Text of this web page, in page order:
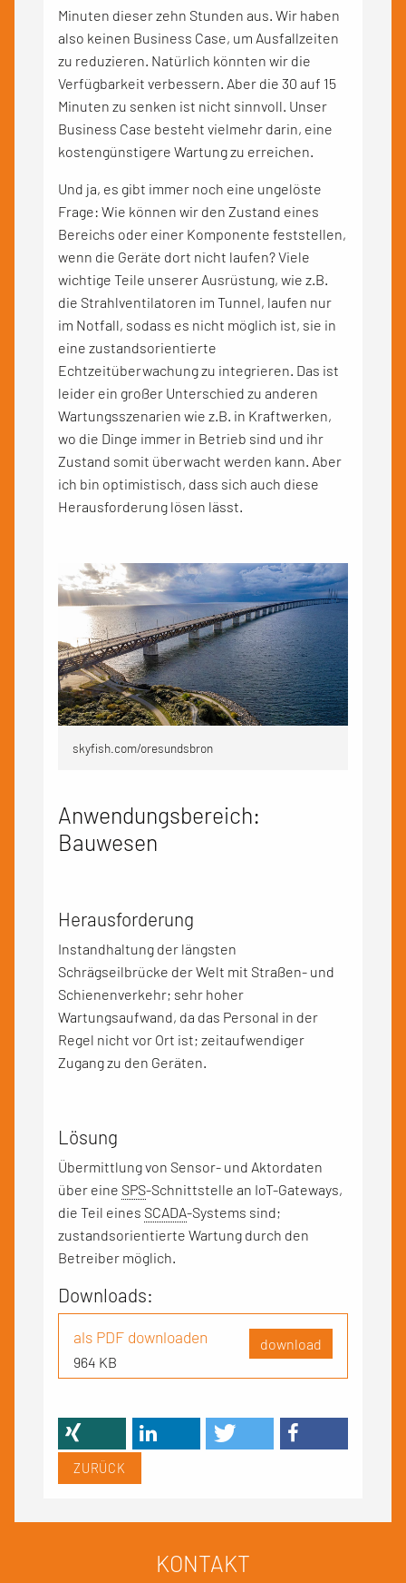
Minuten dieser zehn Stunden aus. Wir haben
also keinen Business Case, um Ausfallzeiten
zu reduzieren. Natürlich könnten wir die
Verfügbarkeit verbessern. Aber die 30 auf 15
Minuten zu senken ist nicht sinnvoll. Unser
Business Case besteht vielmehr darin, eine
kostengünstigere Wartung zu erreichen.
Und ja, es gibt immer noch eine ungelöste
Frage: Wie können wir den Zustand eines
Bereichs oder einer Komponente feststellen,
wenn die Geräte dort nicht laufen? Viele
wichtige Teile unserer Ausrüstung, wie z.B.
die Strahlventilatoren im Tunnel, laufen nur
im Notfall, sodass es nicht möglich ist, sie in
eine zustandsorientierte
Echtzeitüberwachung zu integrieren. Das ist
leider ein großer Unterschied zu anderen
Wartungsszenarien wie z.B. in Kraftwerken,
wo die Dinge immer in Betrieb sind und ihr
Zustand somit überwacht werden kann. Aber
ich bin optimistisch, dass sich auch diese
Herausforderung lösen lässt.
skyfish.com/oresundsbron
Anwendungsbereich:
Bauwesen
Herausforderung
Instandhaltung der längsten
Schrägseilbrücke der Welt mit Straßen- und
Schienenverkehr; sehr hoher
Wartungsaufwand, da das Personal in der
Regel nicht vor Ort ist; zeitaufwendiger
Zugang zu den Geräten.
Lösung
Übermittlung von Sensor- und Aktordaten
über eine SPS-Schnittstelle an IoT-Gateways,
die Teil eines SCADA-Systems sind;
zustandsorientierte Wartung durch den
Betreiber möglich.
Downloads:
als PDF downloaden
964 KB
download
ZURÜCK
KONTAKT